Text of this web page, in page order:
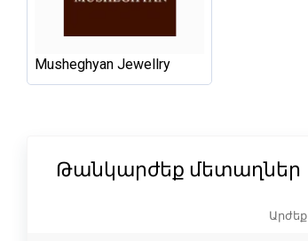
Musheghyan Jewellry
Թանկարժեք մետաղներ
Արժեք